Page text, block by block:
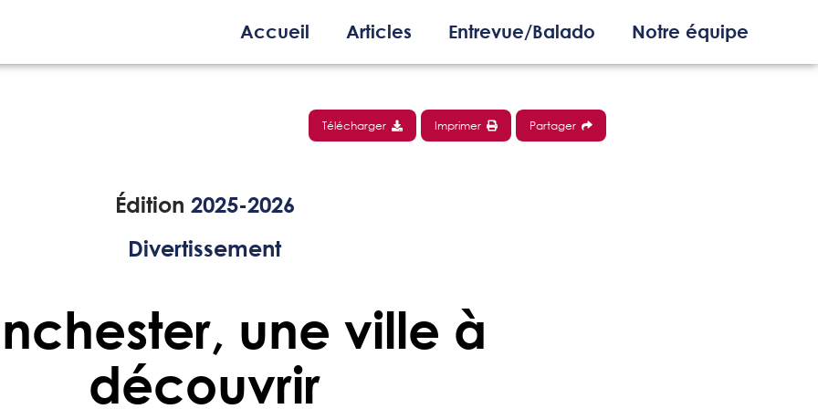
Accueil Articles Entrevue/Balado Notre équipe
Télécharger Imprimer Partager
Édition 2025-2026
Divertissement
une ville à
découvrir